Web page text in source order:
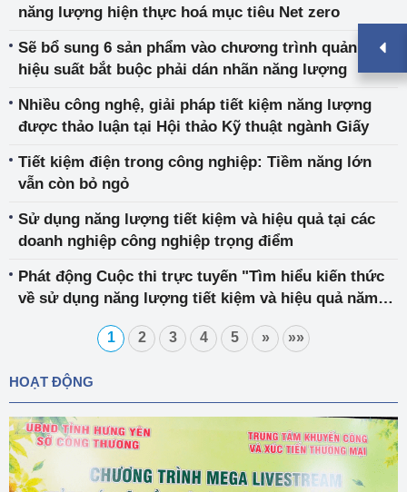
năng lượng hiện thực hoá mục tiêu Net zero
Sẽ bổ sung 6 sản phẩm vào chương trình quản lý
hiệu suất bắt buộc phải dán nhãn năng lượng
Nhiều công nghệ, giải pháp tiết kiệm năng lượng
được thảo luận tại Hội thảo Kỹ thuật ngành Giấy
Tiết kiệm điện trong công nghiệp: Tiềm năng lớn
vẫn còn bỏ ngỏ
Sử dụng năng lượng tiết kiệm và hiệu quả tại các
doanh nghiệp công nghiệp trọng điểm
Phát động Cuộc thi trực tuyến "Tìm hiểu kiến thức
về sử dụng năng lượng tiết kiệm và hiệu quả năm
1 2 3 4 5 » »»
HOẠT ĐỘNG